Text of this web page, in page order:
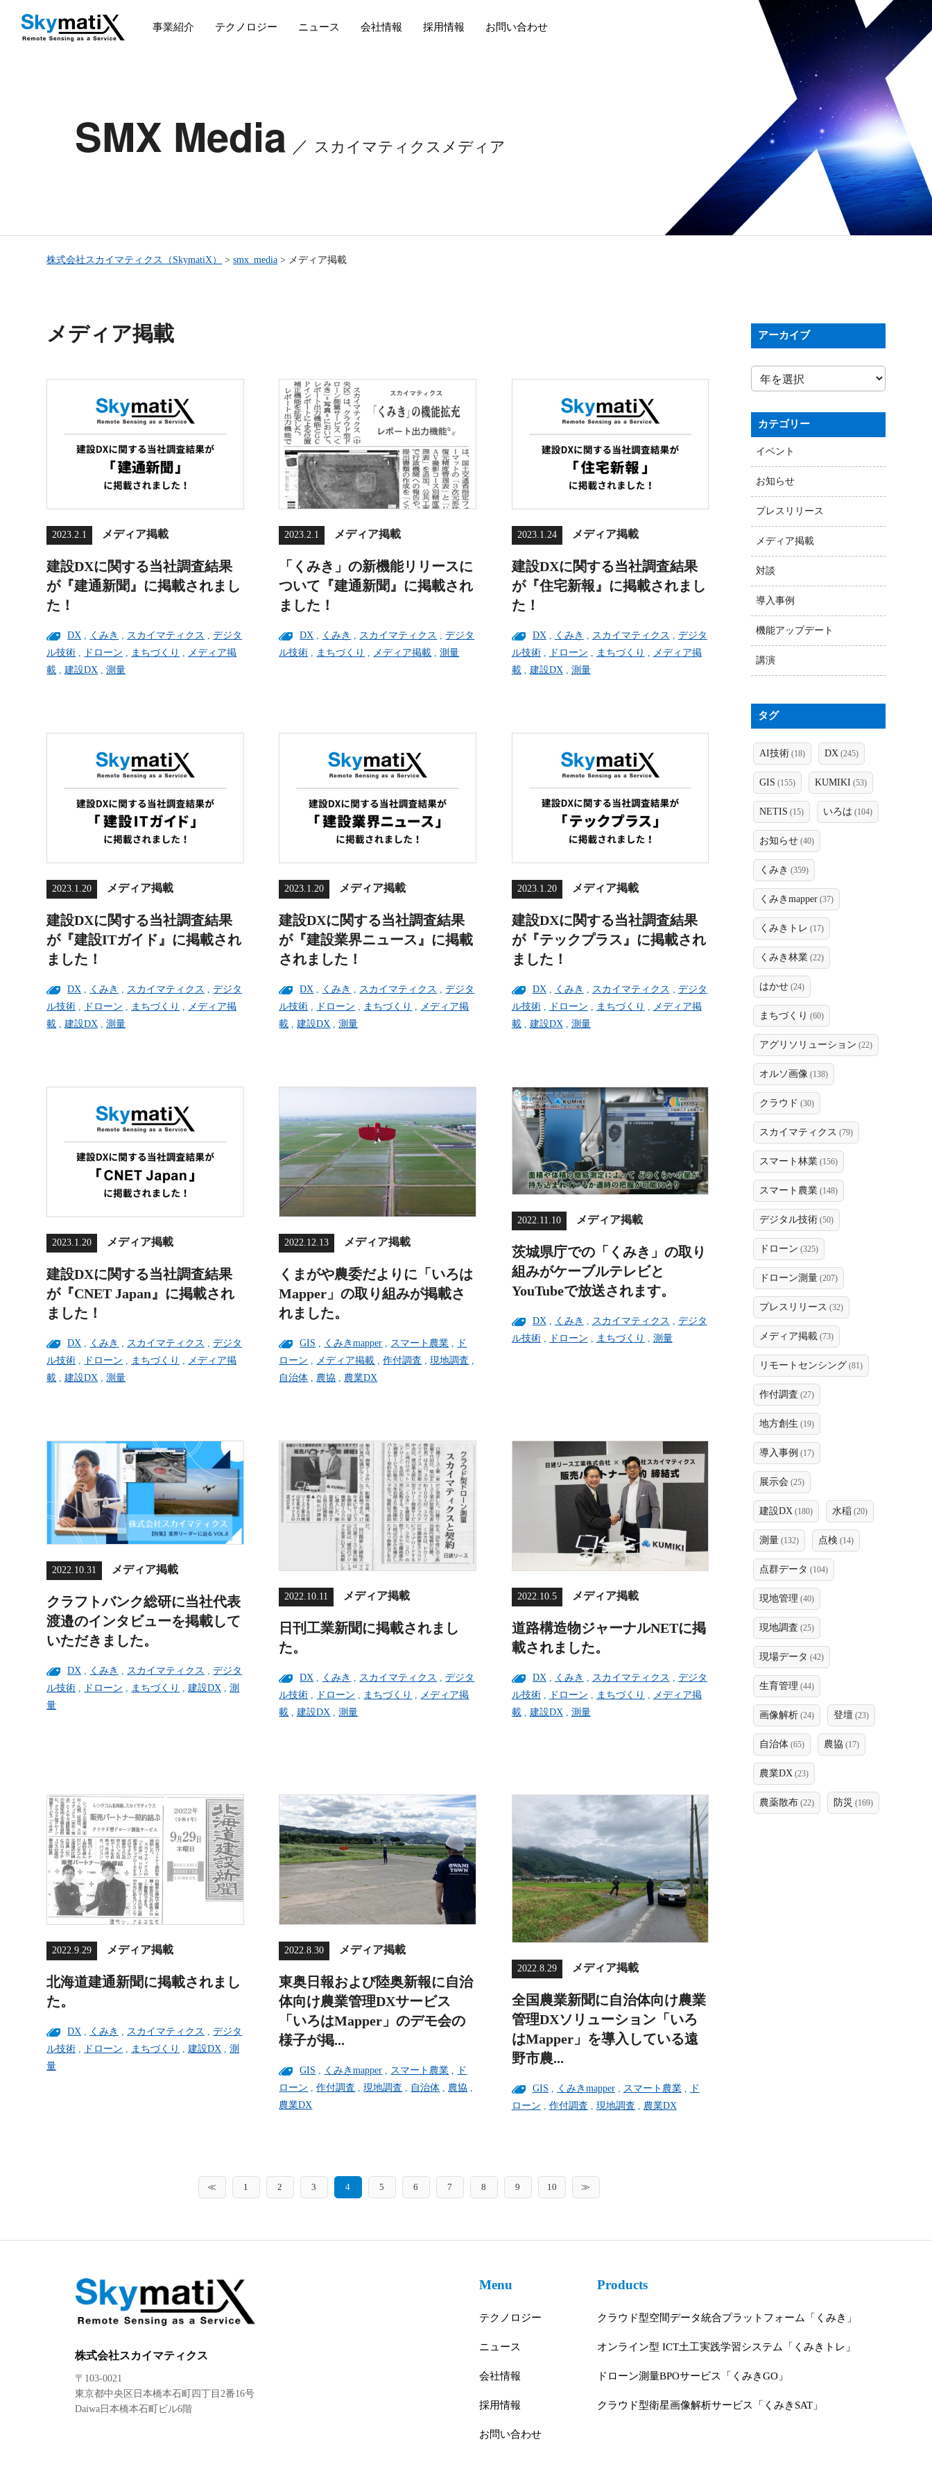
事業紹介 テクノロジー ニュース 会社情報 採用情報 お問い合わせ
SMX Media スカイマティクスメディア
株式会社スカイマティクス（SkymatiX） >smx_media > メディア掲載
メディア掲載
2023.2.1 メディア掲載
建設DXに関する当社調査結果
が『建通新聞』に掲載されまし
た！
DX くみき スカイマティクス ,デジタ
ル技術
ドローン まちづくり
メディア掲
載 ,建設DX ,測量
2023.2.1 メディア掲載
「くみき」の新機能リリースに
ついて『建通新聞』に掲載され
ました！
DX くみき スカイマティクス ,デジタ
ル技術
まちづくり メディア掲載 ,測量
2023.1.24 メディア掲載
建設DXに関する当社調査結果
が『住宅新報』に掲載されまし
た！
DX, くみき スカイマティクス
デジタ
ル技術, ドローン まちづくり
メディア掲
載, 建設DX, 測量
2023.1.20 メディア掲載
建設DXに関する当社調査結果
が『建設ITガイド』に掲載され
ました！
DX くみき スカイマティクス ,デジタ
ル技術
ドローン まちづくり
メディア掲
載 ,建設DX ,測量
2023.1.20 メディア掲載
建設DXに関する当社調査結果
が『建設業界ニュース』に掲載
されました！
DX くみき スカイマティクス ,デジタ
ル技術
ドローン まちづくり
メディア掲
載 ,建設DX ,測量
2023.1.20 メディア掲載
建設DXに関する当社調査結果
が『テックプラス』に掲載され
ました！
DX, くみき スカイマティクス
デジタ
ル技術, ドローン まちづくり
メディア掲
載, 建設DX, 測量
2023.1.20 メディア掲載
建設DXに関する当社調査結果
が『CNET Japan』に掲載され
ました！
DX くみき スカイマティクス ,デジタ
ル技術
ドローン まちづくり
メディア掲
載 ,建設DX ,測量
2022.12.13 メディア掲載
くまがや農委だよりに「いろは
Mapper」の取り組みが掲載さ
れました。
GIS くみきmapper スマート農業
ド
ローン
メディア掲載 ,作付調査 ,現地調査
自治体
農協 農業DX
2022.11.10 メディア掲載
茨城県庁での「くみき」の取り
組みがケーブルテレビと
YouTubeで放送されます。
DX, くみき スカイマティクス
デジタ
ル技術, ドローン まちづくり 測量
2022.10.31 メディア掲載
クラフトバンク総研に当社代表
渡邉のインタビューを掲載して
いただきました。
DX , くみき , スカイマティクス ,デジタ
ル技術 , ドローン , まちづくり ,建設DX ,測
量
2022.10.11 メディア掲載
日刊工業新聞に掲載されまし
た。
DX くみき スカイマティクス ,デジタ
ル技術
ドローン まちづくり
メディア掲
載 ,建設DX ,測量
2022.10.5 メディア掲載
道路構造物ジャーナルNETに掲
載されました。
DX, くみき スカイマティクス
デジタ
ル技術, ドローン まちづくり
メディア掲
載, 建設DX, 測量
2022.9.29 メディア掲載
北海道建通新聞に掲載されまし
た。
DX くみき スカイマティクス ,デジタ
ル技術
ドローン まちづくり ,建設DX ,測
量
2022.8.30 メディア掲載
東奥日報および陸奥新報に自治
体向け農業管理DXサービス
「いろはMapper」のデモ会の
様子が掲...
GIS くみきmapper スマート農業
ド
ローン ,作付調査 ,現地調査 自治体 農協
農業DX
2022.8.29 メディア掲載
全国農業新聞に自治体向け農業
管理DXソリューション「いろ
はMapper」を導入している遠
野市農...
GIS , くみきmapper, スマート農業,
ド
ローン , 作付調査 , 現地調査 , 農業DX
≪ 1 2 3 4 5 6 7 8 9 10 ≫
アーカイブ
カテゴリー
イベント
お知らせ
プレスリリース
メディア掲載
対談
導入事例
機能アップデート
講演
タグ
AI技術 (18) DX (245)
GIS (155) KUMIKI (53)
NETIS (15) いろは (104)
お知らせ (40)
くみき (359)
くみきmapper (37)
くみきトレ (17)
くみき林業 (22)
はかせ (24)
まちづくり (60)
アグリソリューション (22)
オルソ画像 (138)
クラウド (30)
スカイマティクス (79)
スマート林業 (156)
スマート農業 (148)
デジタル技術 (50)
ドローン (325)
ドローン測量 (207)
プレスリリース (32)
メディア掲載 (73)
リモートセンシング (81)
作付調査 (27)
地方創生 (19)
導入事例 (17)
展示会 (25)
建設DX (180) 水稲 (20)
測量 (132) 点検 (14)
点群データ (104)
現地管理 (40)
現地調査 (25)
現場データ (42)
生育管理 (44)
画像解析 (24) 登壇 (23)
自治体 (65) 農協 (17)
農業DX (23)
農薬散布 (22) 防災 (169)
株式会社スカイマティクス
〒103-0021
東京都中央区日本橋本石町四丁目2番16号
Daiwa日本橋本石町ビル6階
Products
クラウド型空間データ統合プラットフォーム「くみき」
オンライン型 ICT土工実践学習システム「くみきトレ」
ドローン測量BPOサービス「くみきGO」
クラウド型衛星画像解析サービス「くみきSAT」
Menu
テクノロジー
ニュース
会社情報
採用情報
お問い合わせ